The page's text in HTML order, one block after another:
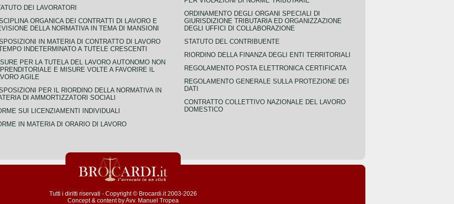
DEI LAVORATORI
ORGANICA DEI CONTRATTI DI LAVORO E
DELLA NORMATIVA IN TEMA DI MANSIONI
IN MATERIA DI CONTRATTO DI LAVORO
INDETERMINATO A TUTELE CRESCENTI
PER LA TUTELA DEL LAVORO AUTONOMO NON
E MISURE VOLTE A FAVORIRE IL
AGILE
PER IL RIORDINO DELLA NORMATIVA IN
DI AMMORTIZZATORI SOCIALI
SUI LICENZIAMENTI INDIVIDUALI
IN MATERIA DI ORARIO DI LAVORO
ORDINAMENTO DEGLI ORGANI SPECIALI DI
GIURISDIZIONE TRIBUTARIA ED ORGANIZZAZIONE
DEGLI UFFICI DI COLLABORAZIONE
STATUTO DEL CONTRIBUENTE
RIORDINO DELLA FINANZA DEGLI ENTI TERRITORIALI
REGOLAMENTO POSTA ELETTRONICA CERTIFICATA
REGOLAMENTO GENERALE SULLA PROTEZIONE DEI
DATI
CONTRATTO COLLETTIVO NAZIONALE DEL LAVORO
DOMESTICO
Tutti i diritti riservati - Copyright © Brocardi.it 2003-2026
Concept & content byAvv. Manuel Tropea